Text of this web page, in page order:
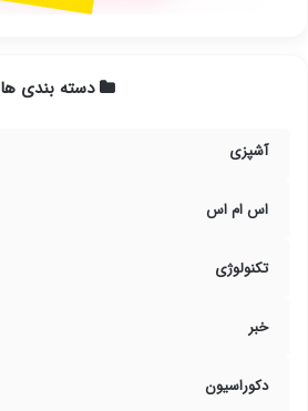
دسته بندی ها
آشپزی
اس ام اس
تکنولوژی
خبر
دکوراسیون